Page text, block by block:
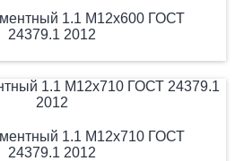
1.1 М12х600 ГОСТ
24379.1 2012
1.1 М12х710 ГОСТ
24379.1 2012